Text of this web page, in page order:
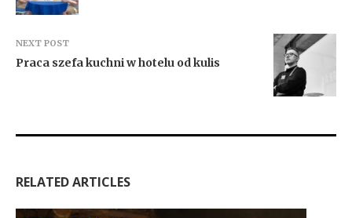
NEXT POST
Praca szefa kuchni w hotelu od kulis
RELATED ARTICLES